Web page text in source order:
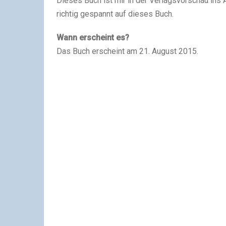
richtig gespannt auf dieses Buch.
Wann erscheint es?
Das Buch erscheint am 21. August 2015.